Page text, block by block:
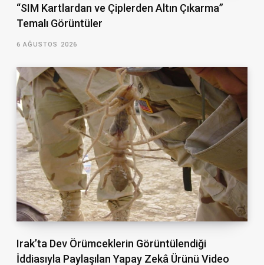
“SIM Kartlardan ve Çiplerden Altın Çıkarma”
Temalı Görüntüler
6 AĞUSTOS 2026
Irak’ta Dev Örümceklerin Görüntülendiği
İddiasıyla Paylaşılan Yapay Zekâ Ürünü Video